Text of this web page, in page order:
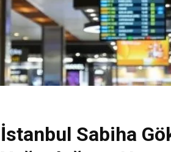
İstanbul Sabiha